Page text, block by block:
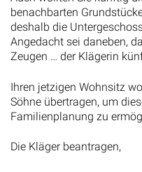
deshalb die
Angedacht sei daneben,
Zeugen … der Klägerin
Söhne übertragen, um
Familienplanung zu